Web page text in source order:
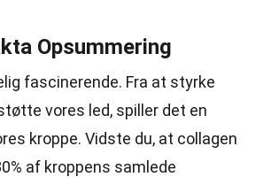
Opsummering
fascinerende. Fra at styrke
vores led, spiller det en
kroppe. Vidste du, at collagen
af kroppens samlede